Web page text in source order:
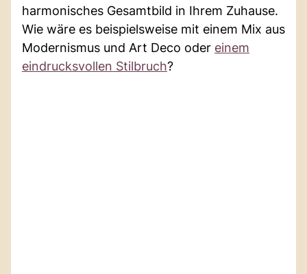
harmonisches Gesamtbild in Ihrem Zuhause.
Wie wäre es beispielsweise mit einem Mix aus
Modernismus und Art Deco oder einem
eindrucksvollen Stilbruch?